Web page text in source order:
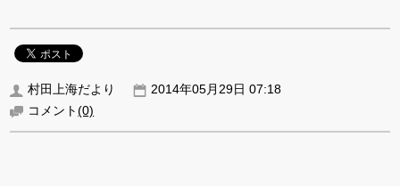
村田上海だより
2014年05月29日 07:18
コメント(0)